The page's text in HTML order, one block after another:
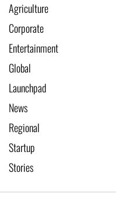
Agriculture
Corporate
Entertainment
Global
Launchpad
News
Regional
Startup
Stories